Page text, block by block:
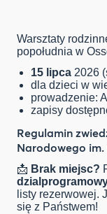
Warsztaty
popołudnia w
15 lipca 2026
dla dzieci w
prowadzenie:
zapisy
Regulamin
Narodowego im.
📩 Brak miejsc?
listy rezerwowej.
się z Państwem!